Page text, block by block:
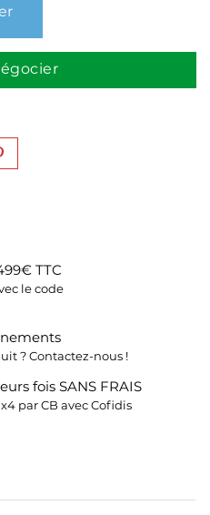
TTC
le code
? Contactez-nous !
fois SANS FRAIS
par CB avec Cofidis